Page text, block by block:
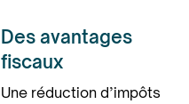
Des avantages
fiscaux
Une réduction d’impôts